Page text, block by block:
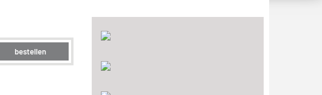
bestellen